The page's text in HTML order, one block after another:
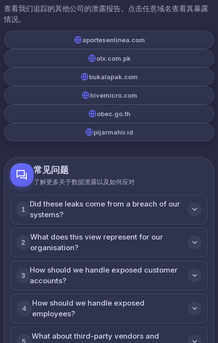
查看我们追踪的其他公司的泄露报告。点击任意域名查看其暴露
情况。
aportesenlinea.com
olx.com.pk
bukalapak.com
hivemicro.com
obec.go.th
pijarmahir.id
常见问题
了解更多关于数据泄露以及如何应对
1
Did these leaks come from a breach of our
systems?
2
What does this view represent for our
organisation?
3
How should we handle exposed customer
accounts?
4
How should we handle exposed
employees?
What about third-party vendors and